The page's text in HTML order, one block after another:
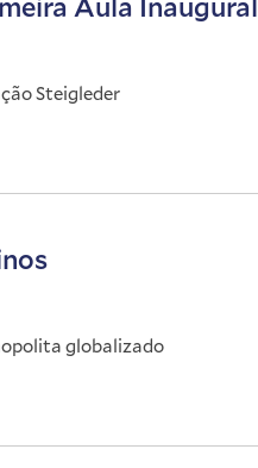
Steigleder
globalizado